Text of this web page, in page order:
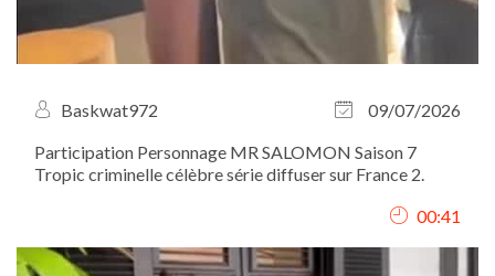
Baskwat972
09/07/2026
Participation Personnage MR SALOMON Saison 7
Tropic criminelle célèbre série diffuser sur France 2.
00:41